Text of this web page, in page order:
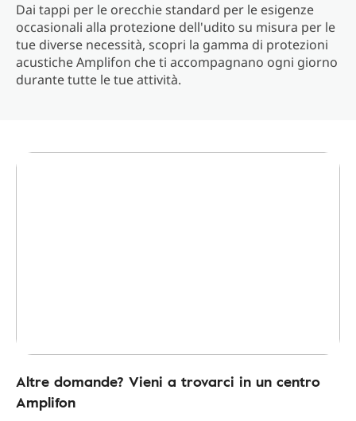
Dai tappi per le orecchie standard per le esigenze
occasionali alla protezione dell'udito su misura per le
tue diverse necessità, scopri la gamma di protezioni
acustiche Amplifon che ti accompagnano ogni giorno
durante tutte le tue attività.
Altre domande? Vieni a trovarci in un centro
Amplifon